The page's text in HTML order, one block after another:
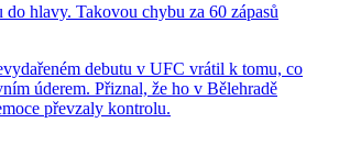
hlavy. Takovou chybu za 60 zápasů
debutu v UFC vrátil k tomu, co
úderem. Přiznal, že ho v Bělehradě
převzaly kontrolu.